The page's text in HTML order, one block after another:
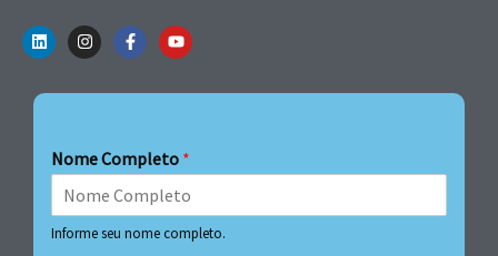
Nome Completo *
Informe seu nome completo.